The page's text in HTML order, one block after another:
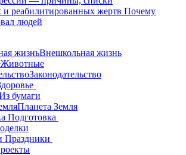
Внешкольная жизнь
Животные
Законодательство
бумаги
Планета Земля
Подготовка
Праздники